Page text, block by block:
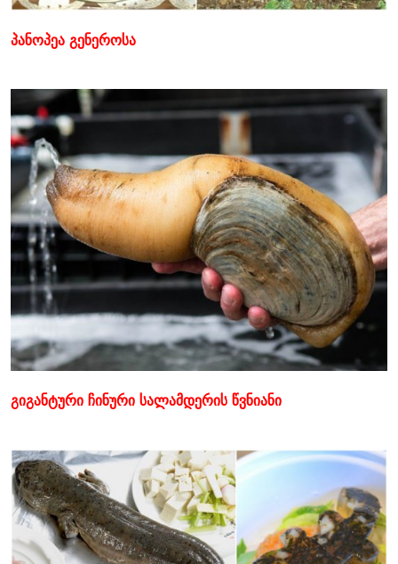
პანოპეა გენეროსა
გიგანტური ჩინური სალამდერის წვნიანი